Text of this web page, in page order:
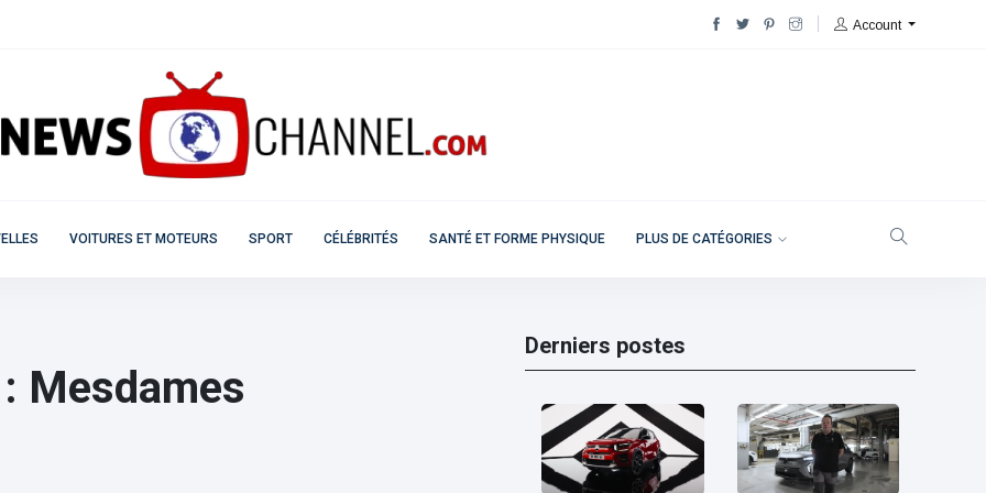
Account
VOITURES ET MOTEURS SPORT CÉLÉBRITÉS SANTÉ ET FORME PHYSIQUE PLUS DE CATÉGORIES
Mesdames
Derniers postes